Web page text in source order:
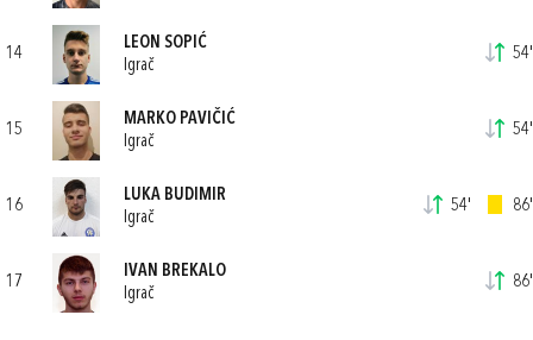
14
LEON SOPIĆ
Igrač
54'
15
MARKO PAVIČIĆ
Igrač
54'
16
LUKA BUDIMIR
Igrač
54' 86'
17
IVAN BREKALO
Igrač
86'